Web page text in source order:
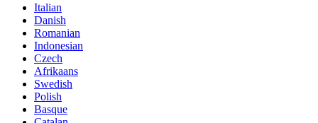
Italian
Danish
Romanian
Indonesian
Czech
Afrikaans
Swedish
Polish
Basque